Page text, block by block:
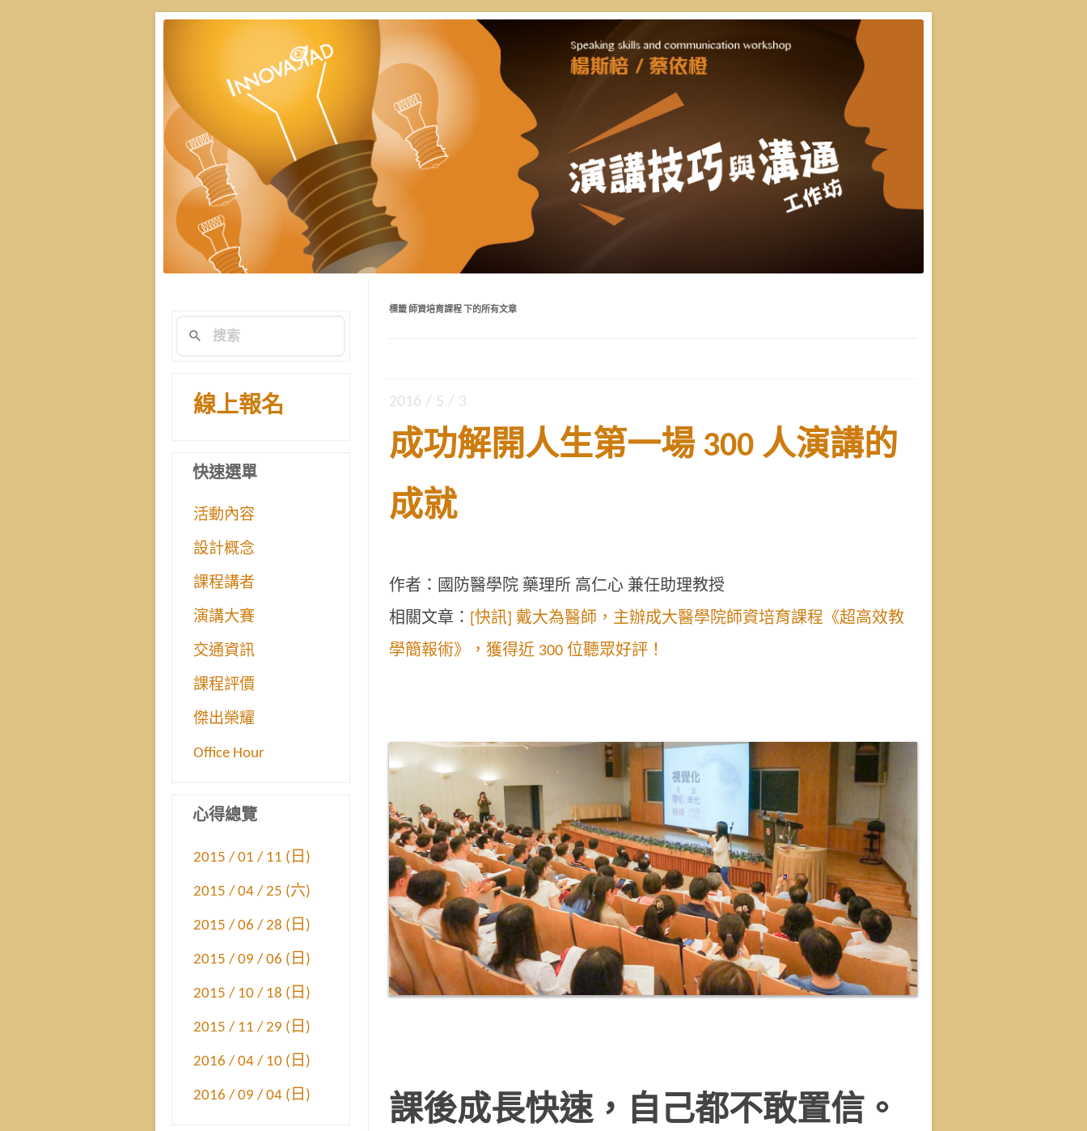
演講技巧與溝通工作坊 | 新思惟國際
楊斯棓與蔡依橙親自講授，理念型與專業型演講的規劃重點，並有實際上台互動機會，讓你
在與群眾互動前做好準備。
標籤 師資培育課程 下的所有文章
2016 / 5 / 3
成功解開人生第一場 300 人演講的
成就
作者：國防醫學院 藥理所 高仁心 兼任助理教授
相關文章： [快訊] 戴大為醫師，主辦成大醫學院師資培育課程《超高效教
學簡報術》，獲得近 300 位聽眾好評！
課後成長快速，自己都不敢置信。
線上報名
快速選單
活動內容
設計概念
課程講者
演講大賽
交通資訊
課程評價
傑出榮耀
Office Hour
心得總覽
2015 / 01 / 11 (日)
2015 / 04 / 25 (六)
2015 / 06 / 28 (日)
2015 / 09 / 06 (日)
2015 / 10 / 18 (日)
2015 / 11 / 29 (日)
2016 / 04 / 10 (日)
2016 / 09 / 04 (日)